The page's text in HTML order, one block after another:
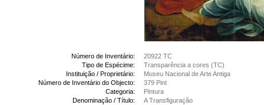
Número de Inventário:
20922 TC
Tipo de Espécime:
Transparência a cores (TC)
Instituição / Proprietário:
Museu Nacional de Arte Antiga
Número de Inventário do Objecto:
379 Pint
Categoria:
Pintura
Denominação / Título:
A Transfiguração